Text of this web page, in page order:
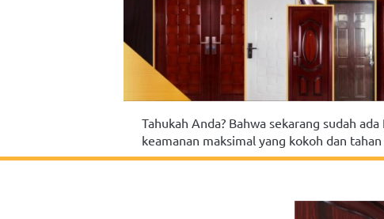
Tahukah Anda? Bahwa sekarang sudah
keamanan maksimal yang kokoh dan